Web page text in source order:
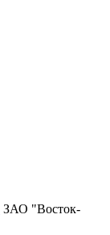
ЗАО "Восток-